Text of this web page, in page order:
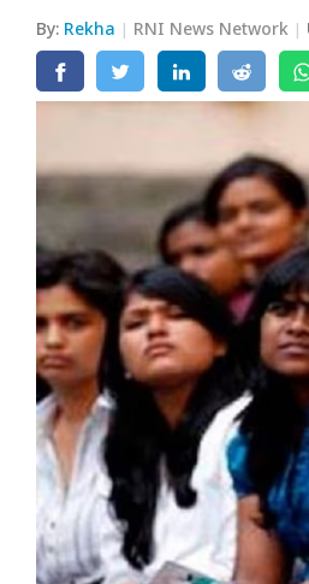
By: Rekha RNI News Network
अलीगढ़
मथुरा
गोरखपुर
प्रयागराज
रामपुर